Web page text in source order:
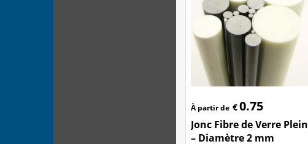
À partir de €0.75
Jonc Fibre de Verre Plein